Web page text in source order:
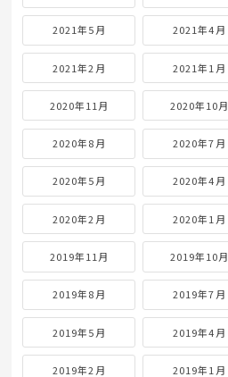
2021年5月 2021年4月
2021年2月 2021年1月
2020年11月 2020年10月
2020年8月 2020年7月
2020年5月 2020年4月
2020年2月 2020年1月
2019年11月 2019年10月
2019年8月 2019年7月
2019年5月 2019年4月
2019年2月 2019年1月